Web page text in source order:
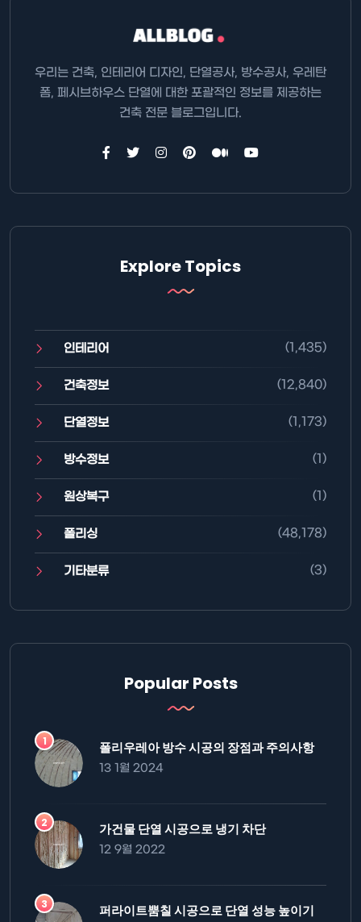
우리는 건축, 인테리어 디자인, 단열공사, 방수공사, 우레탄
폼, 페시브하우스 단열에 대한 포괄적인 정보를 제공하는
건축 전문 블로그입니다.
Explore Topics
인테리어 (1,435)
건축정보 (12,840)
단열정보 (1,173)
방수정보 (1)
원상복구 (1)
폴리싱 (48,178)
기타분류 (3)
Popular Posts
폴리우레아 방수 시공의 장점과 주의사항
13 1월 2024
가건물 단열 시공으로 냉기 차단
12 9월 2022
퍼라이트뿜칠 시공으로 단열 성능 높이기